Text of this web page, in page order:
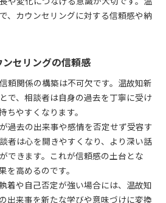
、カウンセリングに対する信頼感や納
セリングの信頼感
頼関係の構築は不可欠です。温故知新
で、相談者は自身の過去を丁寧に受け
ちやすくなります。
過去の出来事や感情を否定せず受容す
者は心を開きやすくなり、より深い話
できます。これが信頼感の土台とな
を高めるのです。
着や自己否定が強い場合には、温故知
出来事を新たな学びや意味づけに変換